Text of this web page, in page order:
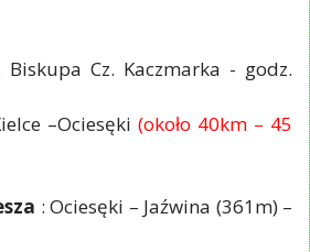
Cz. Kaczmarka - godz.
–Ociesęki (około 40km – 45
: Ociesęki – Jaźwina (361m) –